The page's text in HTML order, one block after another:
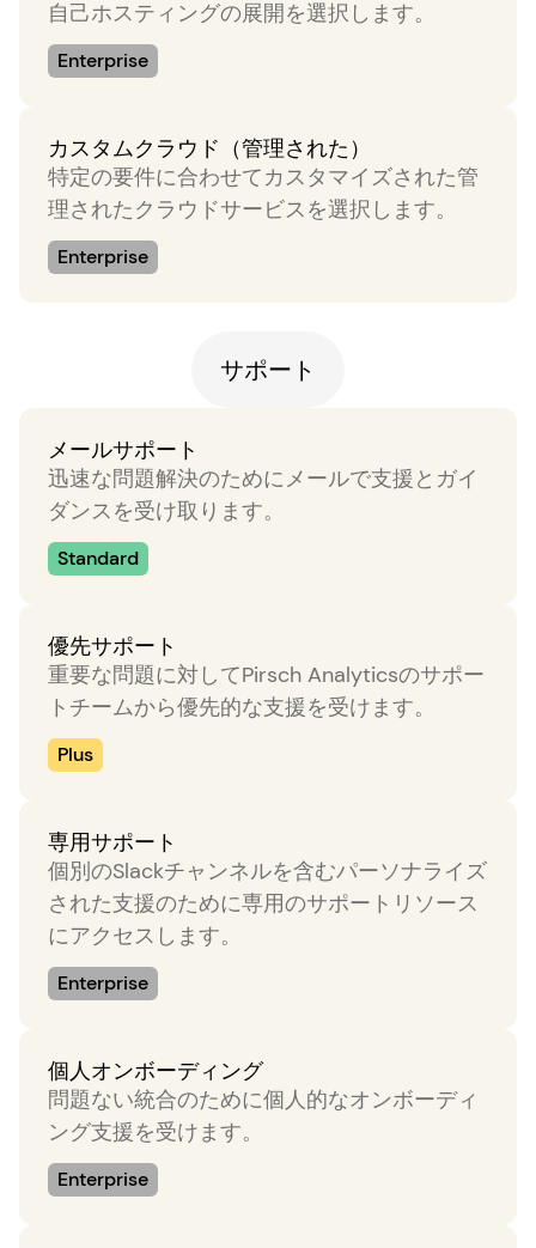
自己ホスティングの展開を選択します。
Enterprise
カスタムクラウド（管理された）
特定の要件に合わせてカスタマイズされた管
理されたクラウドサービスを選択します。
Enterprise
サポート
メールサポート
迅速な問題解決のためにメールで支援とガイ
ダンスを受け取ります。
Standard
優先サポート
重要な問題に対してPirsch Analyticsのサポー
トチームから優先的な支援を受けます。
Plus
専用サポート
個別のSlackチャンネルを含むパーソナライズ
された支援のために専用のサポートリソース
にアクセスします。
Enterprise
個人オンボーディング
問題ない統合のために個人的なオンボーディ
ング支援を受けます。
Enterprise